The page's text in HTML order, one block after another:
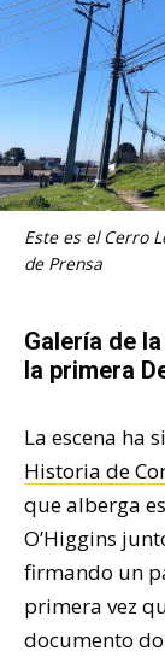
Este es el Cerro
de Prensa
Galería de
la primera
La escena ha
Historia de
que alberga
O’Higgins
firmando un
primera vez
documento